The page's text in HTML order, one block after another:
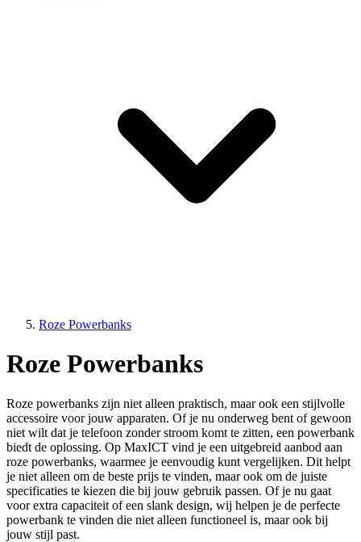
Roze Powerbanks
Roze Powerbanks
Roze powerbanks zijn niet alleen praktisch, maar ook een stijlvolle
accessoire voor jouw apparaten. Of je nu onderweg bent of gewoon
niet wilt dat je telefoon zonder stroom komt te zitten, een powerbank
biedt de oplossing. Op MaxICT vind je een uitgebreid aanbod aan
roze powerbanks, waarmee je eenvoudig kunt vergelijken. Dit helpt
je niet alleen om de beste prijs te vinden, maar ook om de juiste
specificaties te kiezen die bij jouw gebruik passen. Of je nu gaat
voor extra capaciteit of een slank design, wij helpen je de perfecte
powerbank te vinden die niet alleen functioneel is, maar ook bij
jouw stijl past.